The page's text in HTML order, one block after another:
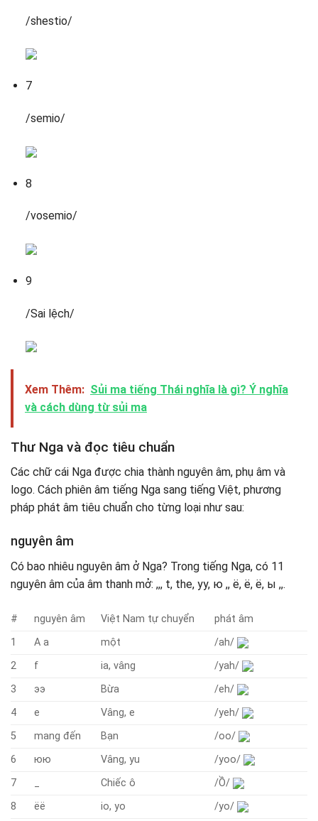
/shestio/
7
/semio/
8
/vosemio/
9
/Sai lệch/
Xem Thêm: Sủi ma tiếng Thái nghĩa là gì? Ý nghĩa
và cách dùng từ sủi ma
Thư Nga và đọc tiêu chuẩn
Các chữ cái Nga được chia thành nguyên âm, phụ âm và
logo. Cách phiên âm tiếng Nga sang tiếng Việt, phương
pháp phát âm tiêu chuẩn cho từng loại như sau:
nguyên âm
Có bao nhiêu nguyên âm ở Nga? Trong tiếng Nga, có 11
nguyên âm của âm thanh mở: ,,, t, the, yy, ю ,, ё, ё, ё, ы ,,.
# nguyên âm Việt Nam tự chuyển
phát âm
1
А а một
/ah/
2
f ia, vâng
/yah/
3
ээ Bừa
/eh/
4
e Vâng, e
/yeh/
5
mang đến Bạn
/oo/
6
юю Vâng, yu
/yoo/
7
Chiếc ô
/Ồ/
8
ёё io, yo
/yo/